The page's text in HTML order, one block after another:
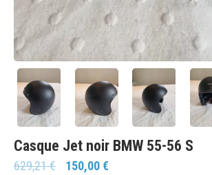
Casque Jet noir BMW 55-56 S
629,21€ 150,00€